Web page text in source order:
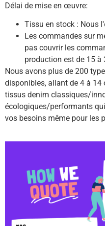
Délai de mise en œuvre:
Tissu en stock : Nous
Les commandes sur
pas couvrir les
production est de 15 à
Nous avons plus de 200
disponibles, allant de 4 à 14
tissus denim classiques/
écologiques/performants
vos besoins même pour les